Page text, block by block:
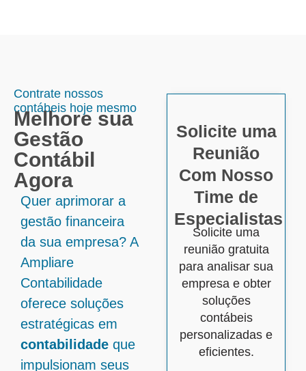
Contrate nossos
contábeis hoje mesmo
Melhore sua
Gestão
Contábil
Agora
Quer aprimorar a
gestão financeira
da sua empresa? A
Ampliare
Contabilidade
oferece soluções
estratégicas em
contabilidade que
impulsionam seus
Solicite uma
Reunião
Com Nosso
Time de
Especialistas
Solicite uma
reunião gratuita
para analisar sua
empresa e obter
soluções
contábeis
personalizadas e
eficientes.